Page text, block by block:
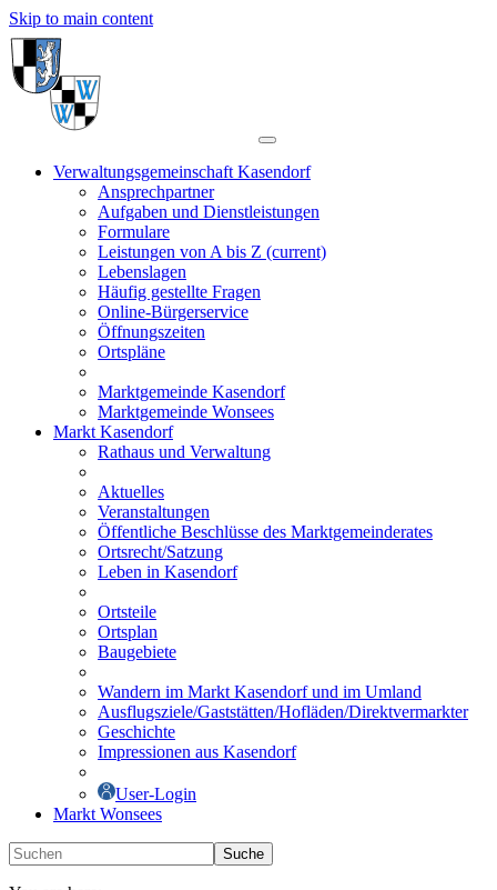
Skip to main content
Verwaltungsgemeinschaft Kasendorf
Ansprechpartner
Aufgaben und Dienstleistungen
Formulare
Leistungen von A bis Z (current)
Lebenslagen
Häufig gestellte Fragen
Online-Bürgerservice
Öffnungszeiten
Ortspläne
Marktgemeinde Kasendorf
Marktgemeinde Wonsees
Markt Kasendorf
Rathaus und Verwaltung
Aktuelles
Veranstaltungen
Öffentliche Beschlüsse des Marktgemeinderates
Ortsrecht/Satzung
Leben in Kasendorf
Ortsteile
Ortsplan
Baugebiete
Wandern im Markt Kasendorf und im Umland
Ausflugsziele/Gaststätten/Hofläden/Direktvermarkter
Geschichte
Impressionen aus Kasendorf
User-Login
Markt Wonsees
Suche